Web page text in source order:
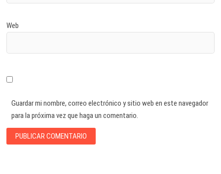
Web
Guardar mi nombre, correo electrónico y sitio web en este navegador
para la próxima vez que haga un comentario.